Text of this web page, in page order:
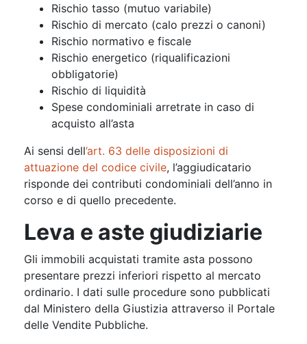
Rischio tasso (mutuo variabile)
Rischio di mercato (calo prezzi o canoni)
Rischio normativo e fiscale
Rischio energetico (riqualificazioni
obbligatorie)
Rischio di liquidità
Spese condominiali arretrate in caso di
acquisto all’asta
Ai sensi dell’art. 63 delle disposizioni di
attuazione del codice civile, l’aggiudicatario
risponde dei contributi condominiali dell’anno in
corso e di quello precedente.
Leva e aste giudiziarie
Gli immobili acquistati tramite asta possono
presentare prezzi inferiori rispetto al mercato
ordinario. I dati sulle procedure sono pubblicati
dal Ministero della Giustizia attraverso il Portale
delle Vendite Pubbliche.